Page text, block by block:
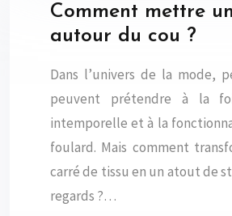
Comment mettre
autour du cou ?
Dans l’univers de la mode,
peuvent prétendre à la
intemporelle et à la
foulard. Mais comment
carré de tissu en un atout de
regards ?…